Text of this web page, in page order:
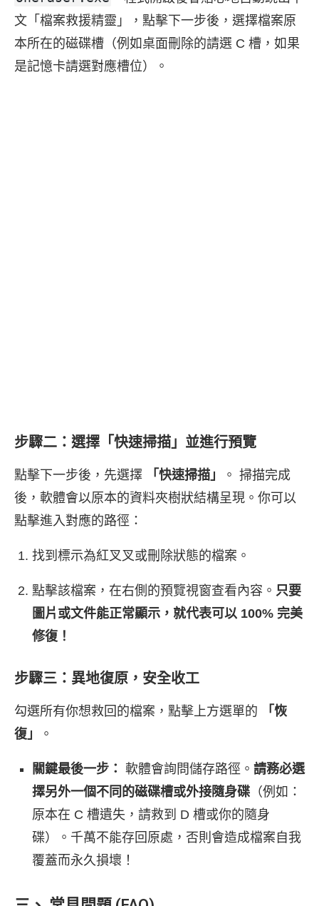
文「檔案救援精靈」，點擊下一步後，選擇檔案原
本所在的磁碟槽（例如桌面刪除的請選 C 槽，如果
是記憶卡請選對應槽位）。
步驟二：選擇「快速掃描」並進行預覽
點擊下一步後，先選擇 「快速掃描」
。 掃描完成
後，軟體會以原本的資料夾樹狀結構呈現。你可以
點擊進入對應的路徑：
找到標示為紅叉叉或刪除狀態的檔案。
點擊該檔案，在右側的預覽視窗查看內容。 只要
圖片或文件能正常顯示，就代表可以 100% 完美
修復！
步驟三：異地復原，安全收工
勾選所有你想救回的檔案，點擊上方選單的
「恢
復」
。
關鍵最後一步： 軟體會詢問儲存路徑。 請務必選
擇另外一個不同的磁碟槽或外接隨身碟 （例如：
原本在 C 槽遺失，請救到 D 槽或你的隨身
碟）。千萬不能存回原處，否則會造成檔案自我
覆蓋而永久損壞！